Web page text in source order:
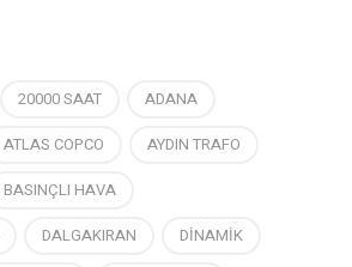
20000 SAAT
ADANA
ATLAS COPCO
AYDIN TRAFO
BASINÇLI HAVA
DALGAKIRAN
DİNAMİK